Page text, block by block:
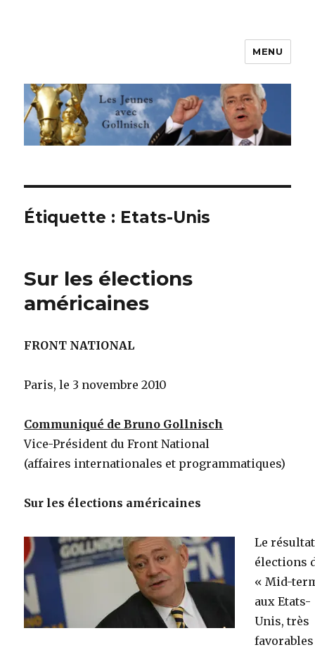
Les jeunes avec Gollnisch
MENU
Étiquette : Etats-Unis
Sur les élections
américaines
FRONT NATIONAL
Paris, le 3 novembre 2010
Communiqué de Bruno Gollnisch
Vice-Président du Front National
(affaires internationales et programmatiques)
Sur les élections américaines
Le
élections
« Mid-
aux Etats-
Unis, très